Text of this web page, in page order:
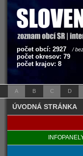
počet obcí: 2927 /
počet okresov: 79
počet krajov: 8
A B C D
ÚVODNÁ STRÁNKA